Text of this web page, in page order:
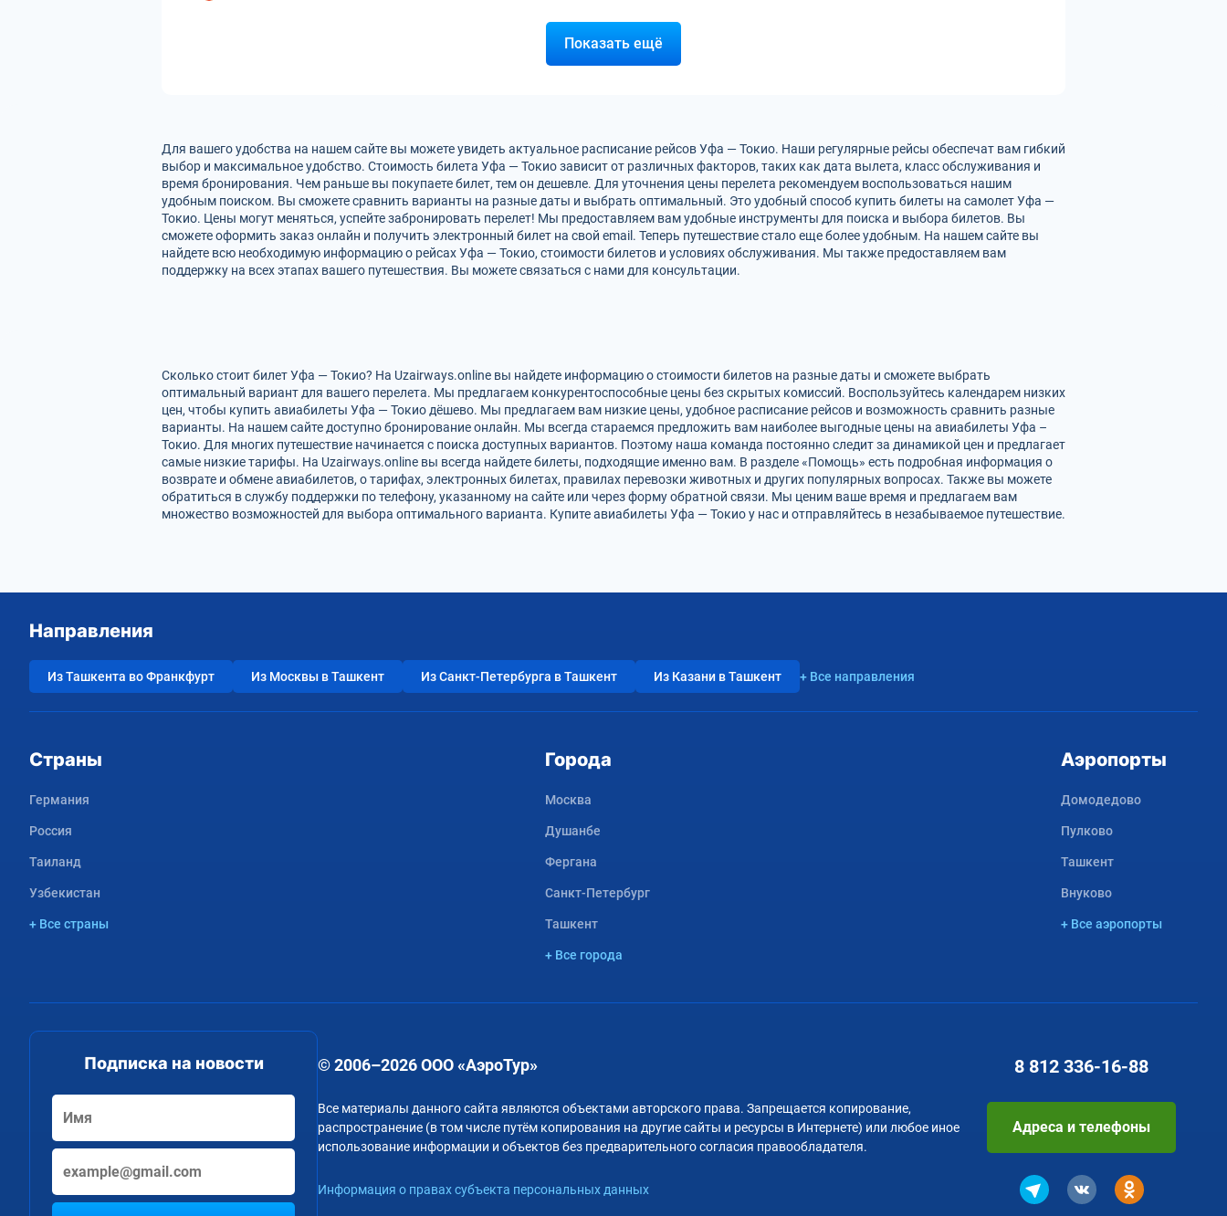
Показать ещё
Для вашего удобства на нашем сайте вы можете увидеть актуальное расписание рейсов Уфа — Токио. Наши регулярные рейсы обеспечат вам гибкий
выбор и максимальное удобство. Стоимость билета Уфа — Токио зависит от различных факторов, таких как дата вылета, класс обслуживания и
время бронирования. Чем раньше вы покупаете билет, тем он дешевле. Для уточнения цены перелета рекомендуем воспользоваться нашим
удобным поиском. Вы сможете сравнить варианты на разные даты и выбрать оптимальный. Это удобный способ купить билеты на самолет Уфа —
Токио. Цены могут меняться, успейте забронировать перелет! Мы предоставляем вам удобные инструменты для поиска и выбора билетов. Вы
сможете оформить заказ онлайн и получить электронный билет на свой email. Теперь путешествие стало еще более удобным. На нашем сайте вы
найдете всю необходимую информацию о рейсах Уфа — Токио, стоимости билетов и условиях обслуживания. Мы также предоставляем вам
поддержку на всех этапах вашего путешествия. Вы можете связаться с нами для консультации.
Сколько стоит билет Уфа — Токио? На Uzairways.online вы найдете информацию о стоимости билетов на разные даты и сможете выбрать
оптимальный вариант для вашего перелета. Мы предлагаем конкурентоспособные цены без скрытых комиссий. Воспользуйтесь календарем низких
цен, чтобы купить авиабилеты Уфа — Токио дёшево. Мы предлагаем вам низкие цены, удобное расписание рейсов и возможность сравнить разные
варианты. На нашем сайте доступно бронирование онлайн. Мы всегда стараемся предложить вам наиболее выгодные цены на авиабилеты Уфа –
Токио. Для многих путешествие начинается с поиска доступных вариантов. Поэтому наша команда постоянно следит за динамикой цен и предлагает
самые низкие тарифы. На Uzairways.online вы всегда найдете билеты, подходящие именно вам. В разделе «Помощь» есть подробная информация о
возврате и обмене авиабилетов, о тарифах, электронных билетах, правилах перевозки животных и других популярных вопросах. Также вы можете
обратиться в службу поддержки по телефону, указанному на сайте или через форму обратной связи. Мы ценим ваше время и предлагаем вам
множество возможностей для выбора оптимального варианта. Купите авиабилеты Уфа — Токио у нас и отправляйтесь в незабываемое путешествие.
Направления
Из Ташкента во Франкфурт Из Москвы в Ташкент Из Санкт-Петербурга в Ташкент Из Казани в Ташкент + Все направления
Страны
Германия
Россия
Таиланд
Узбекистан
+ Все страны
Города
Москва
Душанбе
Фергана
Санкт-Петербург
Ташкент
+ Все города
Аэропорты
Домодедово
Пулково
Ташкент
Внуково
+ Все аэропорты
Подписка на новости © 2006–2026 ООО «АэроТур»
Все материалы данного сайта являются объектами авторского права. Запрещается копирование,
распространение (в том числе путём копирования на другие сайты и ресурсы в Интернете) или любое иное
использование информации и объектов без предварительного согласия правообладателя.
Информация о правах субъекта персональных данных
8 812 336-16-88
Адреса и телефоны